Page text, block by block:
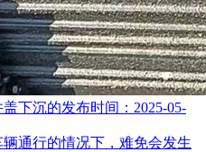
下沉的发布时间：2025-05-
通行的情况下，难免会发生